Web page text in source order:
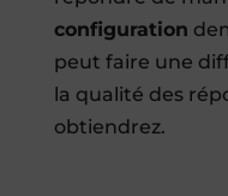
configuration
peut faire une
la qualité des
obtiendrez.